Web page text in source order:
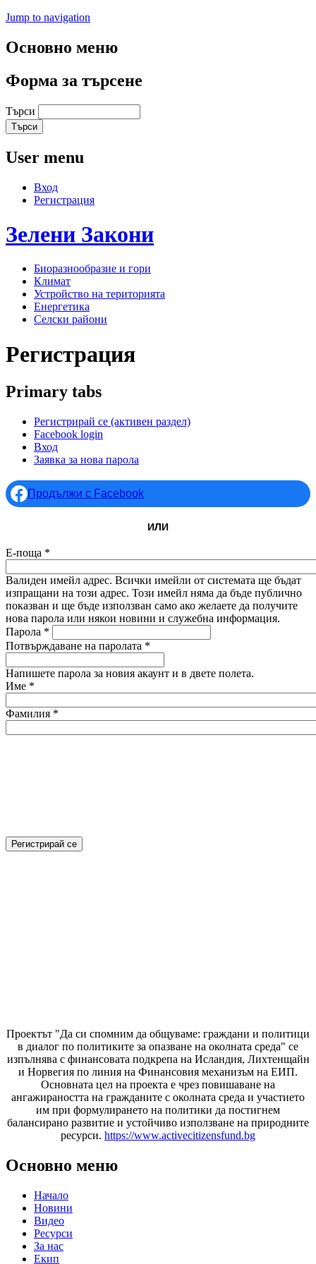
Jump to navigation
Основно меню
Форма за търсене
Търси
User menu
Вход
Регистрация
Зелени Закони
Биоразнообразие и гори
Климат
Устройство на територията
Енергетика
Селски райони
Регистрация
Primary tabs
Регистрирай се (активен раздел)
Facebook login
Вход
Заявка за нова парола
Продължи с Facebook
ИЛИ
Е-поща *
Валиден имейл адрес. Всички имейли от системата ще бъдат
изпращани на този адрес. Този имейл няма да бъде публично
показван и ще бъде използван само ако желаете да получите
нова парола или някои новини и служебна информация.
Парола *
Потвърждаване на паролата *
Напишете парола за новия акаунт и в двете полета.
Име *
Фамилия *
Проектът "Да си спомним да общуваме: граждани и политици
в диалог по политиките за опазване на околната среда" се
изпълнява с финансовата подкрепа на Исландия, Лихтенщайн
и Норвегия по линия на Финансовия механизъм на ЕИП.
Основната цел на проекта е чрез повишаване на
ангажираността на гражданите с околната среда и участието
им при формулирането на политики да постигнем
балансирано развитие и устойчиво използване на природните
ресурси. https://www.activecitizensfund.bg
Основно меню
Начало
Новини
Видео
Ресурси
За нас
Екип